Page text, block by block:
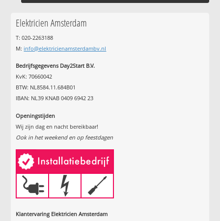
Elektricien Amsterdam
T: 020-2263188
M: info@elektricienamsterdambv.nl
Bedrijfsgegevens Day2Start B.V.
KvK: 70660042
BTW: NL8584.11.684B01
IBAN: NL39 KNAB 0409 6942 23
Openingstijden
Wij zijn dag en nacht bereikbaar!
Ook in het weekend en op feestdagen
Klantervaring Elektricien Amsterdam